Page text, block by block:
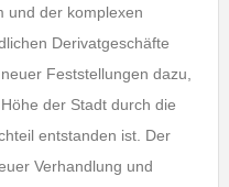
und der komplexen
Derivatgeschäfte
Feststellungen dazu,
der Stadt durch die
entstanden ist. Der
Verhandlung und